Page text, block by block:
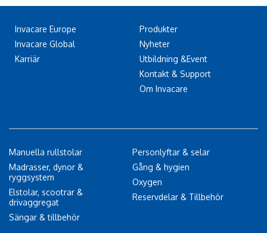
Invacare Europe
Invacare Global
Karriär
Produkter
Nyheter
Utbildning &Event
Kontakt & Support
Om Invacare
Manuella rullstolar
Madrasser, dynor &
ryggsystem
Elstolar, scootrar &
drivaggregat
Sängar & tillbehör
Personlyftar & selar
Gång & hygien
Oxygen
Reservdelar & Tillbehör